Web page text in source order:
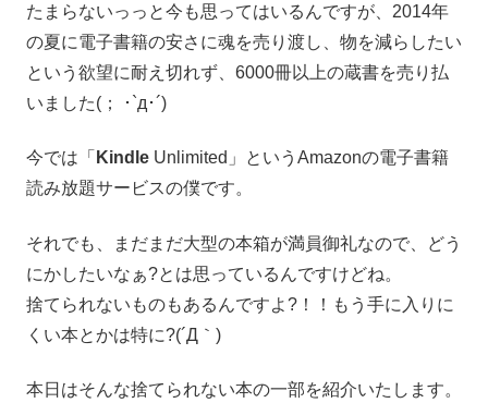
たまらないっっと今も思ってはいるんですが、2014年
の夏に電子書籍の安さに魂を売り渡し、物を減らしたい
という欲望に耐え切れず、6000冊以上の蔵書を売り払
いました(； ･`д･´)
今では「 Kindle Unlimited」というAmazonの電子書籍
読み放題サービスの僕です。
それでも、まだまだ大型の本箱が満員御礼なので、どう
にかしたいなぁ?とは思っているんですけどね。
捨てられないものもあるんですよ?！！もう手に入りに
くい本とかは特に?(´Д｀)
本日はそんな捨てられない本の一部を紹介いたします。